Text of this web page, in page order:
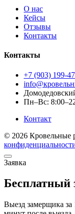
О нас
Кейсы
Отзывы
Контакты
Контакты
+7 (903) 199-
Пн–Вс:
Контакт
© 2026 Кровельные
Заявка
Бесплатный
Выезд замерщика за